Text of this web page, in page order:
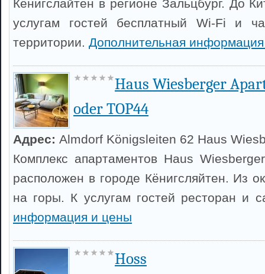
Кёнигслайтен в регионе Зальцбург. До
услугам гостей бесплатный Wi-Fi и
территории. Дополнительная
Haus Wiesberger
oder TOP44
Адрес: Almdorf Königsleiten 62 Haus
Комплекс апартаментов Haus
расположен в городе Кёнигсляйтен. Из
на горы. К услугам гостей ресторан и
информация и цены
Hoss